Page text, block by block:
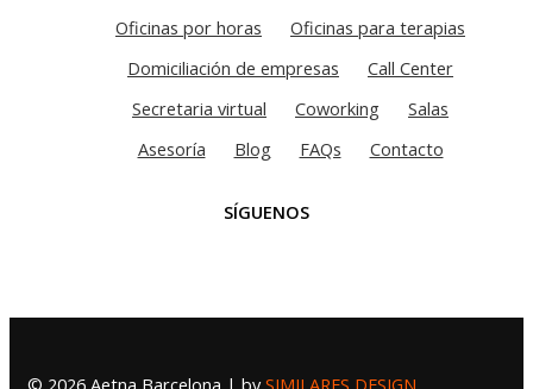
Oficinas por horas
Oficinas para terapias
Domiciliación de empresas
Call Center
Secretaria virtual
Coworking
Salas
Asesoría
Blog FAQs Contacto
SÍGUENOS